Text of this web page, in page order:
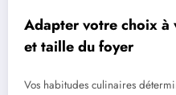
Adapter votre choix à
et taille du foyer
Vos habitudes culinaires